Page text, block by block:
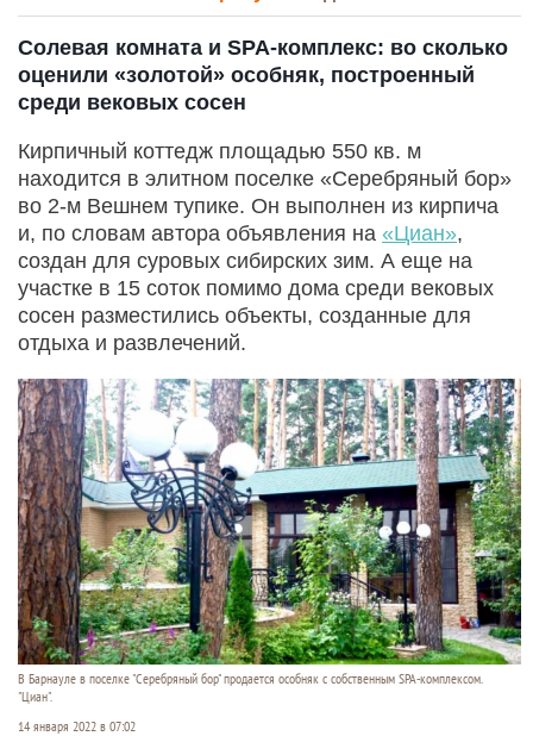
Солевая комната и SPA-комплекс: во сколько
оценили «золотой» особняк, построенный
среди вековых сосен
Кирпичный коттедж площадью 550 кв. м
находится в элитном поселке «Серебряный бор»
во 2-м Вешнем тупике. Он выполнен из кирпича
и, по словам автора объявления на «Циан»,
создан для суровых сибирских зим. А еще на
участке в 15 соток помимо дома среди вековых
сосен разместились объекты, созданные для
отдыха и развлечений.
В Барнауле в поселке "Серебряный бор" продается особняк с собственным SPA-комплексом.
"Циан".
14 января 2022 в 07:02